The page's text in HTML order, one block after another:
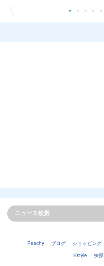
Peachy ブログ ショッピング
Kstyle
株探